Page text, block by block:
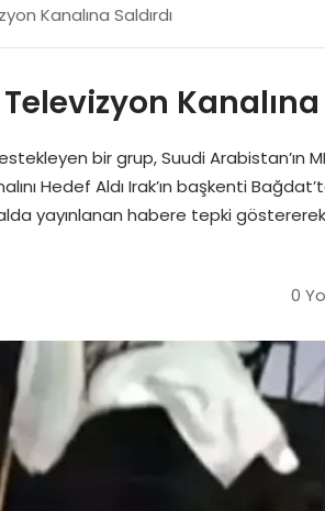
Kanalına Saldırdı
Kanalına
bir grup, Suudi Arabistan’ın
Hedef Aldı Irak’ın başkenti
yayınlanan habere tepki göstererek
0